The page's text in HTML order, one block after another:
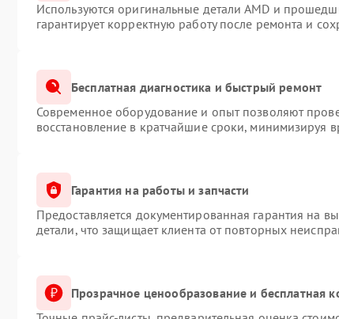
Используются оригинальные детали AMD и
гарантирует корректную работу после ремонта и
Бесплатная диагностика и быстрый ремонт
Современное оборудование и опыт позволяют
восстановление в кратчайшие сроки, минимизируя
Гарантия на работы и запчасти
Предоставляется документированная гарантия на
детали, что защищает клиента от повторных
Прозрачное ценообразование и бесплатная